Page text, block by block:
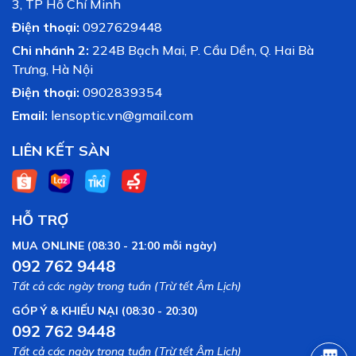
1. Che phủ sẹo giác mạc
(Corneal Scars)
Những vết sẹo trắng đục trên giác mạc do chấn thương hoặc
viêm loét cũ thường khiến mắt bị mờ và mất thẩm mỹ nghiêm
màu nhân tạo sẽ che phủ hoàn toàn vùng sẹo này, tạo cảm
giác bề mặt mắt trong trẻo trở lại.
2. Khắc phục tình trạng đục
giác mạc và Đồng tử trắng
Đối với các trường hợp bị đục thủy tinh thể bẩm sinh, đục giác
mạc hoặc mắt bị teo nhãn cầu nhẹ khiến tròng đen chuyển
sang màu trắng/xám đục. Sản phẩm đóng vai trò là lớp "mặt
nạ" y tế, tái tạo lại màu sắc tròng đen như người bình thường.
3. Chỉnh sửa đồng tử méo
mó, biến dạng
3, TP Hồ Chí Minh
Điện thoại: 0927629448
Chi nhánh 2: 224B Bạch Mai, P. Cầu Dền, Q. Hai Bà
Trưng, Hà Nội
Điện thoại: 0902839354
Email: lensoptic.vn@gmail.com
LIÊN KẾT SÀN
HỖ TRỢ
MUA ONLINE (08:30 - 21:00 mỗi ngày)
092 762 9448
Tất cả các ngày trong tuần (Trừ tết Âm Lịch)
GÓP Ý & KHIẾU NẠI (08:30 - 20:30)
092 762 9448
Tất cả các ngày trong tuần (Trừ tết Âm Lịch)